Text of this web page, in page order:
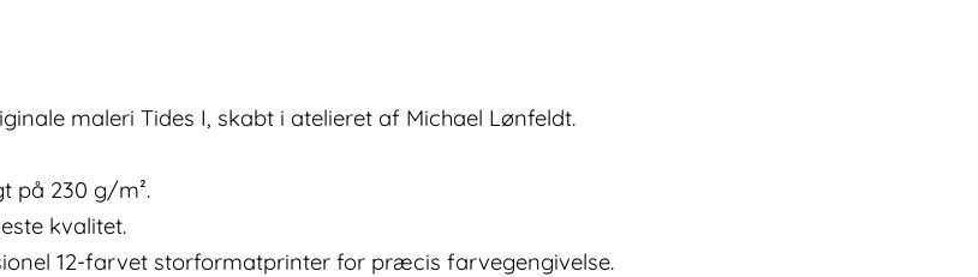
maleri Tides I, skabt i atelieret af Michael Lønfeldt.
på 230 g/m².
kvalitet.
12-farvet storformatprinter for præcis farvegengivelse.